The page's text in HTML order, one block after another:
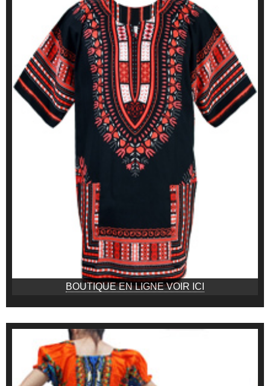
BOUTIQUE EN LIGNE VOIR ICI